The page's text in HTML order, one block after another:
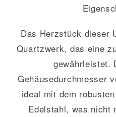
Das Herzstück dieser
Quartzwerk, das eine
gewährleistet.
Gehäusedurchmesser
ideal mit dem
Edelstahl, was nicht